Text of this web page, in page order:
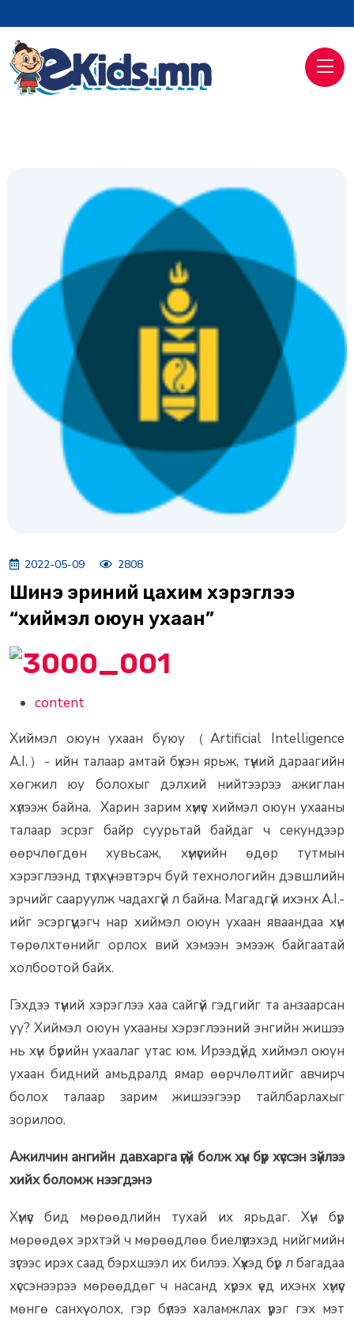
2022-05-09 2808
Шинэ эриний цахим хэрэглээ
“хиймэл оюун ухаан”
content
Хиймэл оюун ухаан буюу（Artificial Intelligence
A.I.）- ийн талаар амтай бүхэн ярьж, түүний дараагийн
хөгжил юу болохыг дэлхий нийтээрээ ажиглан
хүлээж байна. Харин зарим хүмүүс хиймэл оюун ухааны
талаар эсрэг байр суурьтай байдаг ч секундээр
өөрчлөгдөн хувьсаж, хүмүүсийн өдөр тутмын
хэрэглээнд түлхүү нэвтэрч буй технологийн дэвшлийн
эрчийг сааруулж чадахгүй л байна. Магадгүй ихэнх A.I.-
ийг эсэргүүцэгч нар хиймэл оюун ухаан яваандаа хүн
төрөлхтөнийг орлох вий хэмээн эмээж байгаатай
холбоотой байх.
Гэхдээ түүний хэрэглээ хаа сайгүй гэдгийг та анзаарсан
уу? Хиймэл оюун ухааны хэрэглээний энгийн жишээ
нь хүн бүрийн ухаалаг утас юм. Ирээдүйд хиймэл оюун
ухаан бидний амьдралд ямар өөрчлөлтийг авчирч
болох талаар зарим жишээгээр тайлбарлахыг
зорилоо.
Ажилчин ангийн давхарга үгүй болж хүн бүр хүссэн зүйлээ
хийх боломж нээгдэнэ
Хүмүүс бид мөрөөдлийн тухай их ярьдаг. Хүн бүр
мөрөөдөх эрхтэй ч мөрөөдлөө биелүүлэхэд нийгмийн
зүгээс ирэх саад бэрхшээл их билээ. Хүүхэд бүр л багадаа
хүссэнээрээ мөрөөддөг ч насанд хүрэх үед ихэнх хүмүүс
мөнгө санхүү олох, гэр бүлээ халамжлах үүрэг гэх мэт